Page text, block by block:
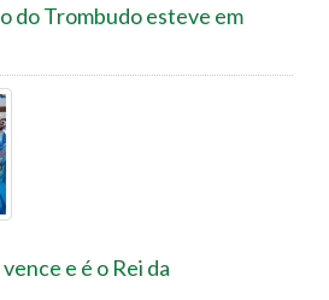
do Trombudo esteve em
e é o Rei da